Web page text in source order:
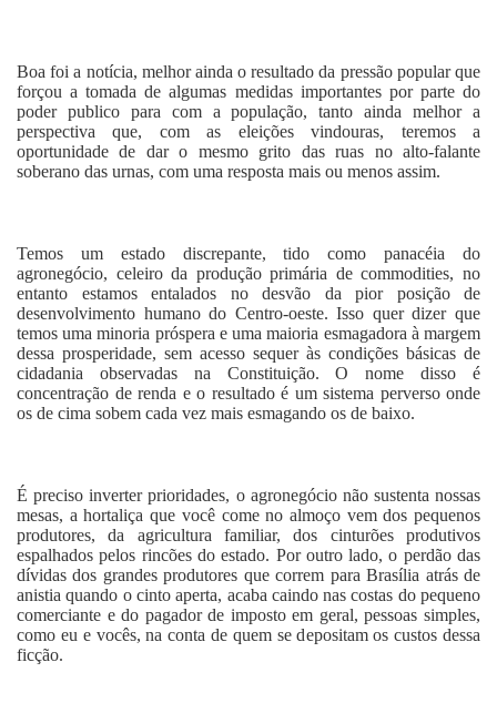
Boa foi a notícia, melhor ainda o resultado da pressão popular que
forçou a tomada de algumas medidas importantes por parte do
poder publico para com a população, tanto ainda melhor a
perspectiva que, com as eleições vindouras, teremos a
oportunidade de dar o mesmo grito das ruas no alto-falante
soberano das urnas, com uma resposta mais ou menos assim.
Temos um estado discrepante, tido como panacéia do
agronegócio, celeiro da produção primária de commodities, no
entanto estamos entalados no desvão da pior posição de
desenvolvimento humano do Centro-oeste. Isso quer dizer que
temos uma minoria próspera e uma maioria esmagadora à margem
dessa prosperidade, sem acesso sequer às condições básicas de
cidadania observadas na Constituição. O nome disso é
concentração de renda e o resultado é um sistema perverso onde
os de cima sobem cada vez mais esmagando os de baixo.
É preciso inverter prioridades, o agronegócio não sustenta nossas
mesas, a hortaliça que você come no almoço vem dos pequenos
produtores, da agricultura familiar, dos cinturões produtivos
espalhados pelos rincões do estado. Por outro lado, o perdão das
dívidas dos grandes produtores que correm para Brasília atrás de
anistia quando o cinto aperta, acaba caindo nas costas do pequeno
comerciante e do pagador de imposto em geral, pessoas simples,
como eu e vocês, na conta de quem se depositam os custos dessa
ficção.